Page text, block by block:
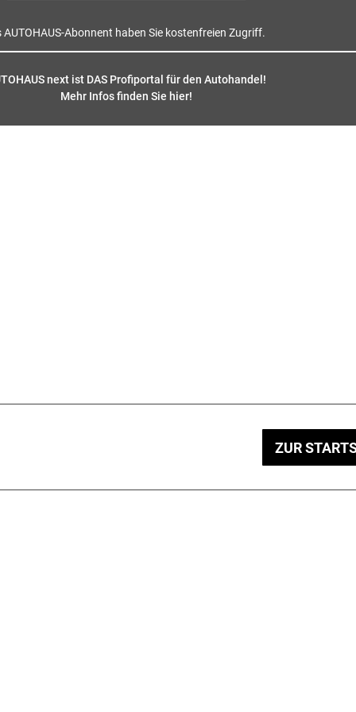
AUTOHAUS-Abonnent haben Sie kostenfreien Zugriff.
next ist DAS Profiportal für den Autohandel!
Mehr Infos finden Sie hier!
ZUR